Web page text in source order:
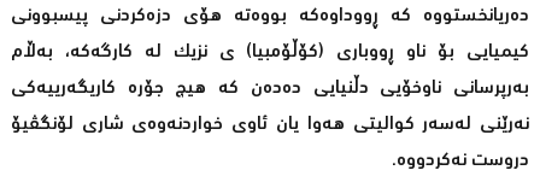
دەریانخستووە کە ڕووداوەکە بووەتە هۆی دزەکردنی پیسبوونی
کیمیایی بۆ ناو ڕووباری (کۆڵۆمبیا) ی نزیک لە کارگەکە، بەڵام
بەرپرسانی ناوخۆیی دڵنیایی دەدەن کە هیچ جۆرە کاریگەرییەکی
نەرێنی لەسەر کوالیتی هەوا یان ئاوی خواردنەوەی شاری لۆنگڤیۆ
دروست نەکردووە.